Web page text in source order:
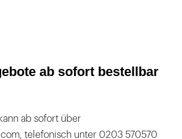
ab sofort bestellbar
ab sofort über
telefonisch unter 0203 570570